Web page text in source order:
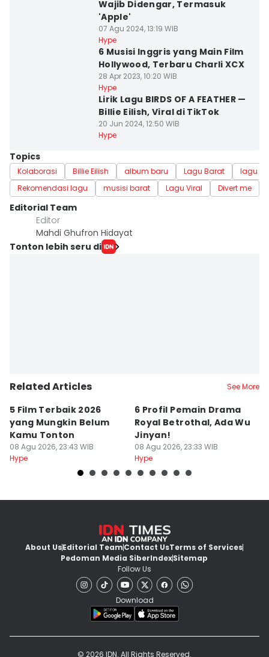
Wajib Didengar, Termasuk
'Apple'
07 Agu 2024, 13:19 WIB
Hype
6 Musisi Inggris yang Main Film
Hollywood, Terbaru Charli XCX
28 Apr 2023, 10:20 WIB
Hype
Lirik Lagu BIRDS OF A FEATHER —
Billie Eilish, Viral di TikTok
20 Jun 2024, 12:50 WIB
Hype
Topics
Kolaborasi Billie Eilish album baru Lagu Barat
lagu
Rekomendasi lagu
musisi barat Lagu Viral Divert me
Editorial Team
Editor
Mahdi Ghufron Hidayat
Tonton lebih seru di
Related Articles See More
5 Film Terbaik 2026
yang Mungkin Belum
Kamu Tonton
08 Agu 2026, 23:43 WIB
Hype
6 Profil Pemain Drama
Royal Betrothal, Ada Wu
Jinyan!
08 Agu 2026, 23:33 WIB
Hype
About UsEditorial TeamContact UsTerms of Services
Pedoman Media SiberIndexSitemap
Follow Us
Download
© 2026 IDN. All Rights Reserved.